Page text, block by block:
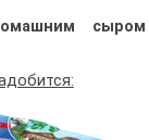
сыром